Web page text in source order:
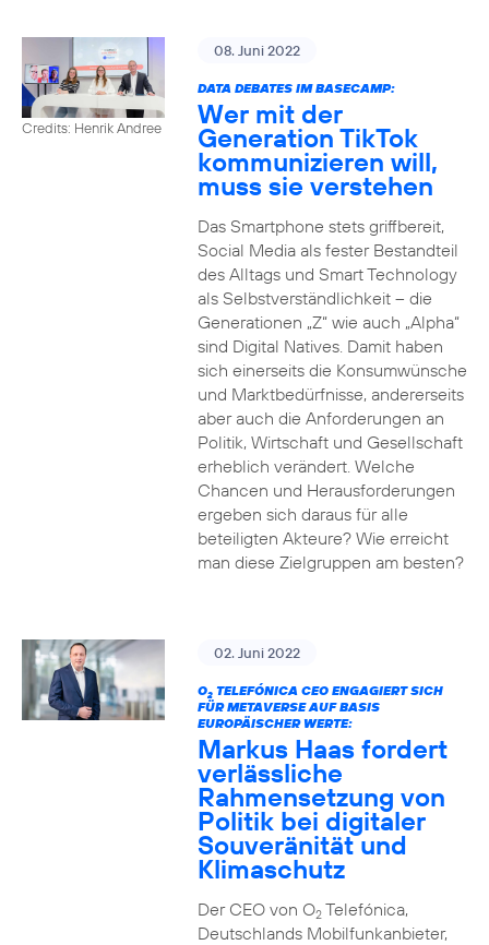
Credits: Henrik Andree
08. Juni 2022
DATA DEBATES IM BASECAMP:
Wer mit der
Generation TikTok
kommunizieren will,
muss sie verstehen
Das Smartphone stets griffbereit,
Social Media als fester Bestandteil
des Alltags und Smart Technology
als Selbstverständlichkeit – die
Generationen „Z“ wie auch „Alpha“
sind Digital Natives. Damit haben
sich einerseits die Konsumwünsche
und Marktbedürfnisse, andererseits
aber auch die Anforderungen an
Politik, Wirtschaft und Gesellschaft
erheblich verändert. Welche
Chancen und Herausforderungen
ergeben sich daraus für alle
beteiligten Akteure? Wie erreicht
man diese Zielgruppen am besten?
02. Juni 2022
O2TELEFÓNICA CEO ENGAGIERT SICH
FÜR METAVERSE AUF BASIS
EUROPÄISCHER WERTE:
Markus Haas fordert
verlässliche
Rahmensetzung von
Politik bei digitaler
Souveränität und
Klimaschutz
Der CEO von O2Telefónica,
Deutschlands Mobilfunkanbieter,